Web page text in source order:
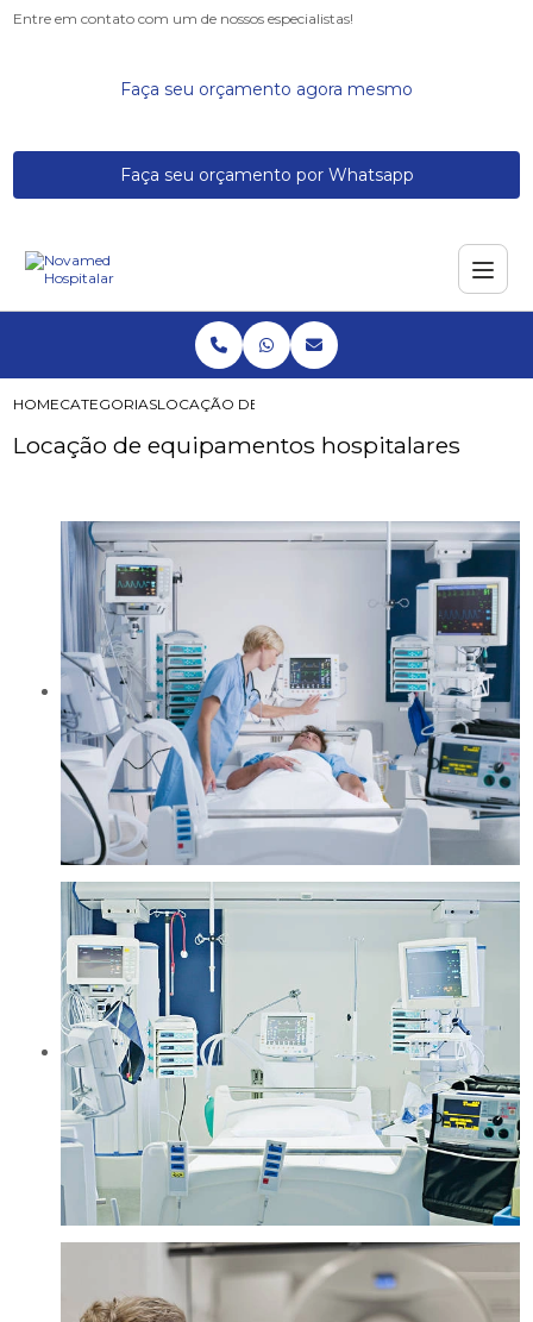
Entre em contato com um de nossos especialistas!
Faça seu orçamento agora mesmo
Faça seu orçamento por Whatsapp
HOMECATEGORIASLOCAÇÃO DE EQUIPAMENTOS HOSPITALARES
Locação de equipamentos hospitalares